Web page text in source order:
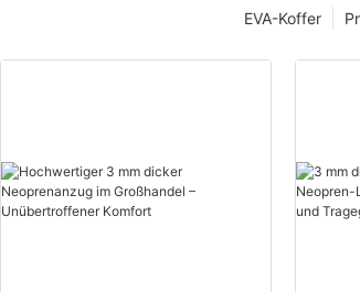
EVA-Koffer